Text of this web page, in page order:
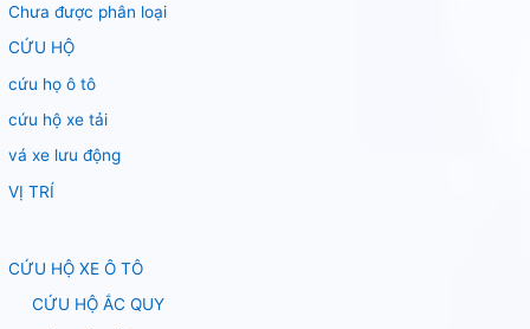
Chưa được phân loại
CỨU HỘ
cứu họ ô tô
cứu hộ xe tải
vá xe lưu động
VỊ TRÍ
CỨU HỘ XE Ô TÔ
CỨU HỘ ẮC QUY